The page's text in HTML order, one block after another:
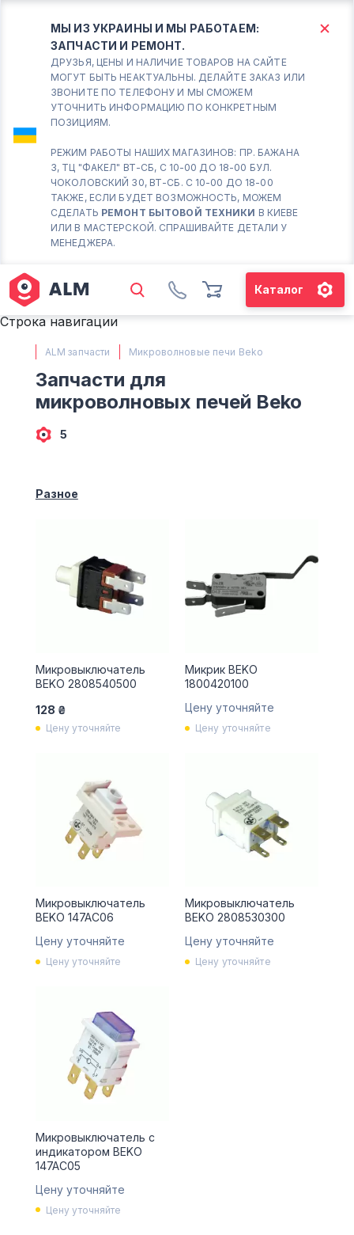
МЫ ИЗ УКРАИНЫ И МЫ РАБОТАЕМ:
ЗАПЧАСТИ И РЕМОНТ.
ДРУЗЬЯ, ЦЕНЫ И НАЛИЧИЕ ТОВАРОВ НА САЙТЕ
МОГУТ БЫТЬ НЕАКТУАЛЬНЫ. ДЕЛАЙТЕ ЗАКАЗ ИЛИ
ЗВОНИТЕ ПО ТЕЛЕФОНУ И МЫ СМОЖЕМ
УТОЧНИТЬ ИНФОРМАЦИЮ ПО КОНКРЕТНЫМ
ПОЗИЦИЯМ.
РЕЖИМ РАБОТЫ НАШИХ МАГАЗИНОВ: ПР. БАЖАНА
3, ТЦ "ФАКЕЛ" ВТ-СБ, С 10-00 ДО 18-00 БУЛ.
ЧОКОЛОВСКИЙ 30, ВТ-СБ. С 10-00 ДО 18-00
ТАКЖЕ, ЕСЛИ БУДЕТ ВОЗМОЖНОСТЬ, МОЖЕМ
СДЕЛАТЬ РЕМОНТ БЫТОВОЙ ТЕХНИКИ В КИЕВЕ
ИЛИ В МАСТЕРСКОЙ. СПРАШИВАЙТЕ ДЕТАЛИ У
МЕНЕДЖЕРА.
Каталог
КИЕВ БОРИСПОЛЬ
Вт.- Сб.
10:00 - 18:00
Соломенский район - ВТ-
СБ. с 10-00 до 18-00
(098) 672 76 42
(063) 722 37 14
М. ХАРЬКОВСКАЯ - ВТ-СБ, С
10-00 ДО 18-00
(063) 527 27 00
(044) 332 76 42
КАРТА
Строка навигации
ALM запчасти Микроволновые печи Beko
Запчасти для
микроволновых печей Beko
5
Разное
Микровыключатель
BEKO 2808540500
128 ₴
Цену уточняйте
Микрик BEKO
1800420100
Цену уточняйте
Цену уточняйте
Микровыключатель
BEKO 147AC06
Цену уточняйте
Цену уточняйте
Микровыключатель
BEKO 2808530300
Цену уточняйте
Цену уточняйте
Микровыключатель с
индикатором BEKO
147AC05
Цену уточняйте
Цену уточняйте